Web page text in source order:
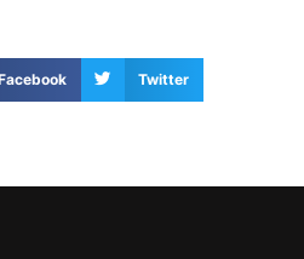
Twitter